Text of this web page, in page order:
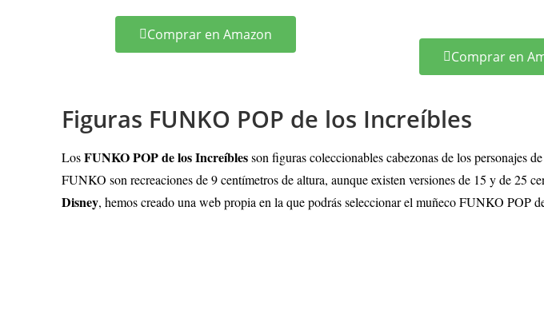
Comprar en Amazon
Comprar en
Figuras FUNKO POP de los Increíbles
LosFUNKO POP de los Increíblesson figuras coleccionables cabezonas de los personajes
FUNKO son recreaciones de 9 centímetros de altura, aunque existen versiones de 15 y de 25
Disney, hemos creado una web propia en la que podrás seleccionar el muñeco FUNKO POP